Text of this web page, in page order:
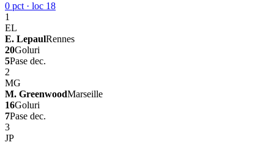
0 pct · loc 18
1
EL
E. LepaulRennes
20Goluri
5Pase dec.
2
MG
M. GreenwoodMarseille
16Goluri
7Pase dec.
3
JP